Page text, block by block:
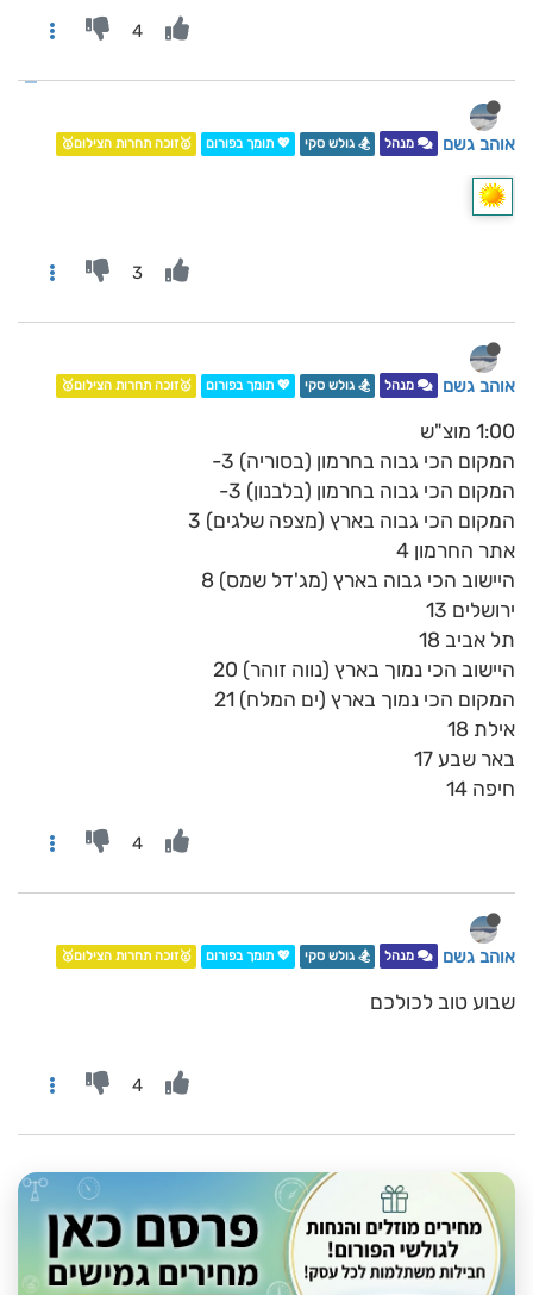
4
אוהב גשם מנהל 🏂 גולש סקי 💖 תומך בפורום 🥇זוכה תחרות הצילום🥇
3
אוהב גשם מנהל 🏂 גולש סקי 💖 תומך בפורום 🥇זוכה תחרות הצילום🥇
1:00 מוצ"ש
המקום הכי גבוה בחרמון (בסוריה) 3-
המקום הכי גבוה בחרמון (בלבנון) 3-
המקום הכי גבוה בארץ (מצפה שלגים) 3
אתר החרמון 4
היישוב הכי גבוה בארץ (מג'דל שמס) 8
ירושלים 13
תל אביב 18
היישוב הכי נמוך בארץ (נווה זוהר) 20
המקום הכי נמוך בארץ (ים המלח) 21
אילת 18
באר שבע 17
חיפה 14
4
אוהב גשם מנהל 🏂 גולש סקי 💖 תומך בפורום 🥇זוכה תחרות הצילום🥇
שבוע טוב לכולכם
4